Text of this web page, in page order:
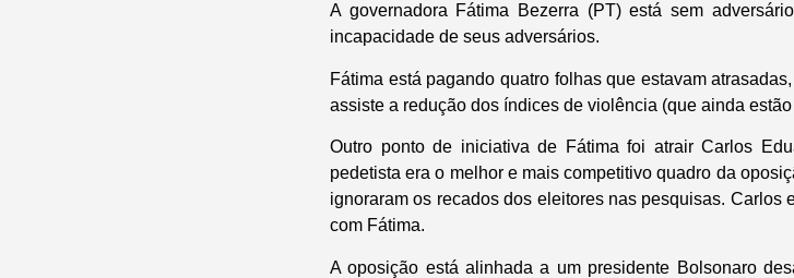
A governadora Fátima Bezerra (PT) está sem
incapacidade de seus adversários.
Fátima está pagando quatro folhas que estavam
assiste a redução dos índices de violência (que ainda
Outro ponto de iniciativa de Fátima foi atrair Carlos
pedetista era o melhor e mais competitivo quadro da
ignoraram os recados dos eleitores nas pesquisas.
com Fátima.
A oposição está alinhada a um presidente Bolsonaro